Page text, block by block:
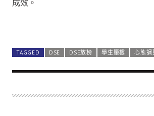
成效。